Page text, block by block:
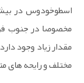
اسطوخودوس در
مخصوصا در جنوب
مقدار زیاد وجود
مختلف و رایحه های